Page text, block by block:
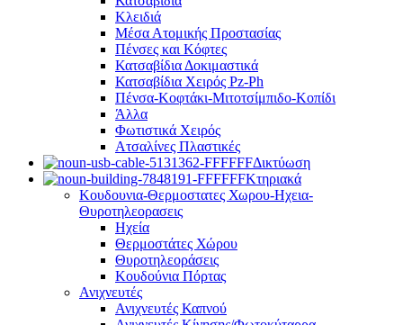
Κλειδιά
Μέσα Ατομικής Προστασίας
Πένσες και Κόφτες
Κατσαβίδια Δοκιμαστικά
Κατσαβίδια Χειρός Pz-Ph
Πένσα-Κοφτάκι-Μιτοτσίμπιδο-Κοπίδι
Άλλα
Φωτιστικά Χειρός
Ατσαλίνες Πλαστικές
Δικτύωση
Κτηριακά
Κουδουνια-Θερμοστατες Χωρου-Ηχεια-
Θυροτηλεορασεις
Ηχεία
Θερμοστάτες Χώρου
Θυροτηλεοράσεις
Κουδούνια Πόρτας
Ανιχνευτές
Ανιχνευτές Καπνού